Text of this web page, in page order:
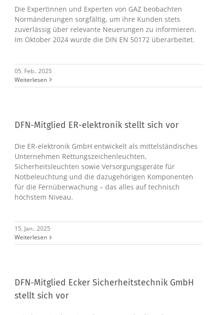
Die Expertinnen und Experten von GAZ beobachten
Normänderungen sorgfältig, um ihre Kunden stets
zuverlässig über relevante Neuerungen zu informieren.
Im Oktober 2024 wurde die DIN EN 50172 überarbeitet.
05. Feb.. 2025
Weiterlesen
DFN-Mitglied ER-elektronik stellt sich vor
Die ER-elektronik GmbH entwickelt als mittelständisches
Unternehmen Rettungszeichenleuchten,
Sicherheitsleuchten sowie Versorgungsgeräte für
Notbeleuchtung und die dazugehörigen Komponenten
für die Fernüberwachung – das alles auf technisch
höchstem Niveau.
15. Jan.. 2025
Weiterlesen
DFN-Mitglied Ecker Sicherheitstechnik GmbH
stellt sich vor